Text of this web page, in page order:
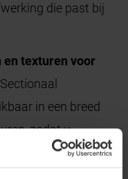
die past bij
en texturen voor
Sectionaal
in een breed
zodat u
die past bij de